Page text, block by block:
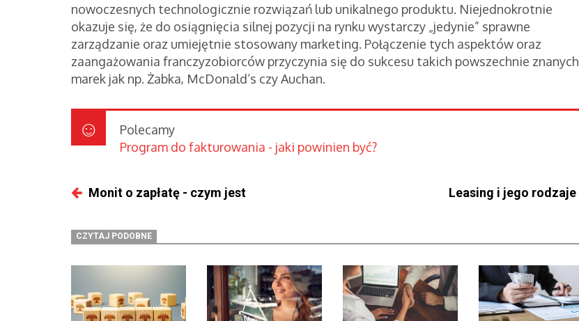
nowoczesnych technologicznie rozwiązań lub unikalnego produktu. Niejednokrotnie
okazuje się, że do osiągnięcia silnej pozycji na rynku wystarczy „jedynie” sprawne
zarządzanie oraz umiejętnie stosowany marketing. Połączenie tych aspektów oraz
zaangażowania franczyzobiorców przyczynia się do sukcesu takich powszechnie znanych
marek jak np. Żabka, McDonald’s czy Auchan.
Polecamy
Program do fakturowania - jaki powinien być?
Monit o zapłatę - czym jest Leasing i jego rodzaje
CZYTAJ PODOBNE